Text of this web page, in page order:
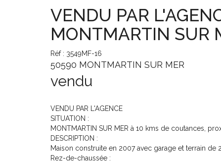
VENDU PAR
MONTMARTIN SUR
Réf : 3549MF-16
50590 MONTMARTIN SUR MER
vendu
VENDU PAR L'AGENCE
SITUATION :
MONTMARTIN SUR MER à 10 kms de coutances,
DESCRIPTION :
Maison construite en 2007 avec garage et terrain de
Rez-de-chaussée :